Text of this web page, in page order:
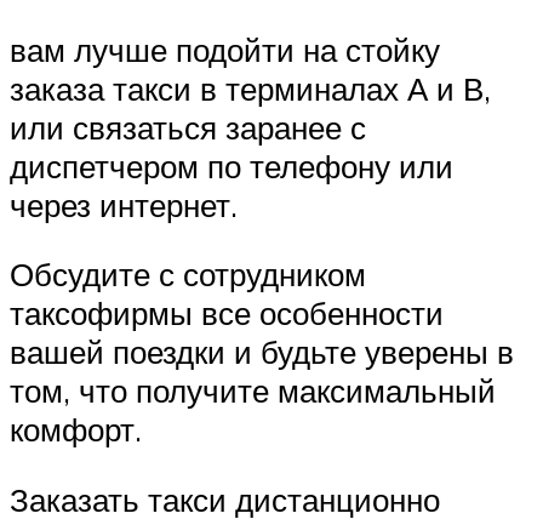
вам лучше подойти на стойку
заказа такси в терминалах А и В,
или связаться заранее с
диспетчером по телефону или
через интернет.
Обсудите с сотрудником
таксофирмы все особенности
вашей поездки и будьте уверены в
том, что получите максимальный
комфорт.
Заказать такси дистанционно